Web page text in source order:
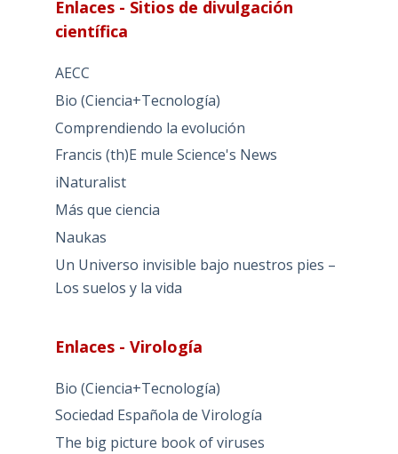
Enlaces - Sitios de divulgación
científica
AECC
Bio (Ciencia+Tecnología)
Comprendiendo la evolución
Francis (th)E mule Science's News
iNaturalist
Más que ciencia
Naukas
Un Universo invisible bajo nuestros pies –
Los suelos y la vida
Enlaces - Virología
Bio (Ciencia+Tecnología)
Sociedad Española de Virología
The big picture book of viruses